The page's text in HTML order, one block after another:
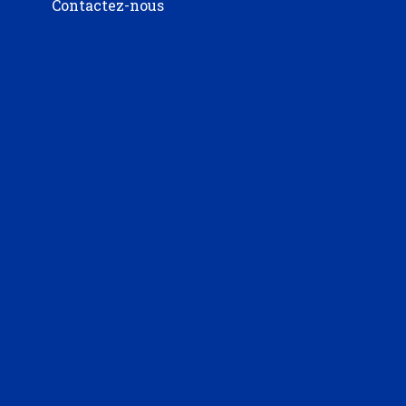
Contactez-nous